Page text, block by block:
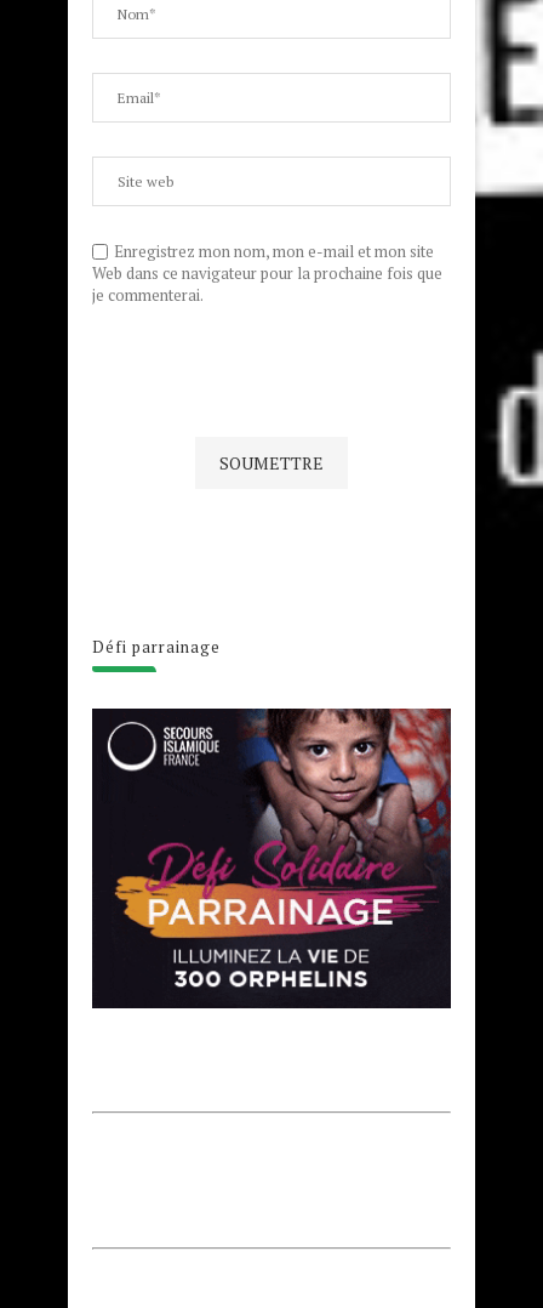
Enregistrez mon nom, mon e-mail et mon site
Web dans ce navigateur pour la prochaine fois que
je commenterai.
Défi parrainage